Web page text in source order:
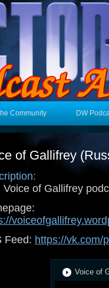
Community DW
of Gallifrey
Voice of Gallifrey
Feed: https://vk.com/
Voice of